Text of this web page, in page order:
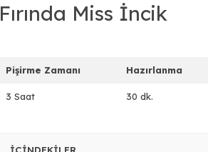
Fırında Miss İncik
Pişirme Zamanı Hazırlanma
3 Saat 30 dk.